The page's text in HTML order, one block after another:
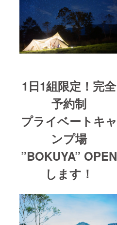
1日1組限定！ 完全
予約制
プライベートキャ
ンプ場
”BOKUYA” OPEN
します！